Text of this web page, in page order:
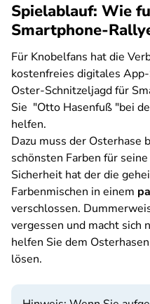
Spielablauf: Wie
Smartphone-
Für Knobelfans hat die
kostenfreies digitales
Oster-Schnitzeljagd für
Sie "Otto Hasenfuß "bei
helfen.
Dazu muss der Osterhase
schönsten Farben für
Sicherheit hat der die
Farbenmischen in einem
verschlossen.
vergessen und macht sich
helfen Sie dem
lösen.